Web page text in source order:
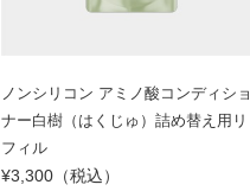
ノンシリコン アミノ酸コンディショ
ナー白樹（はくじゅ）詰め替え用リ
フィル
¥3,300（税込）